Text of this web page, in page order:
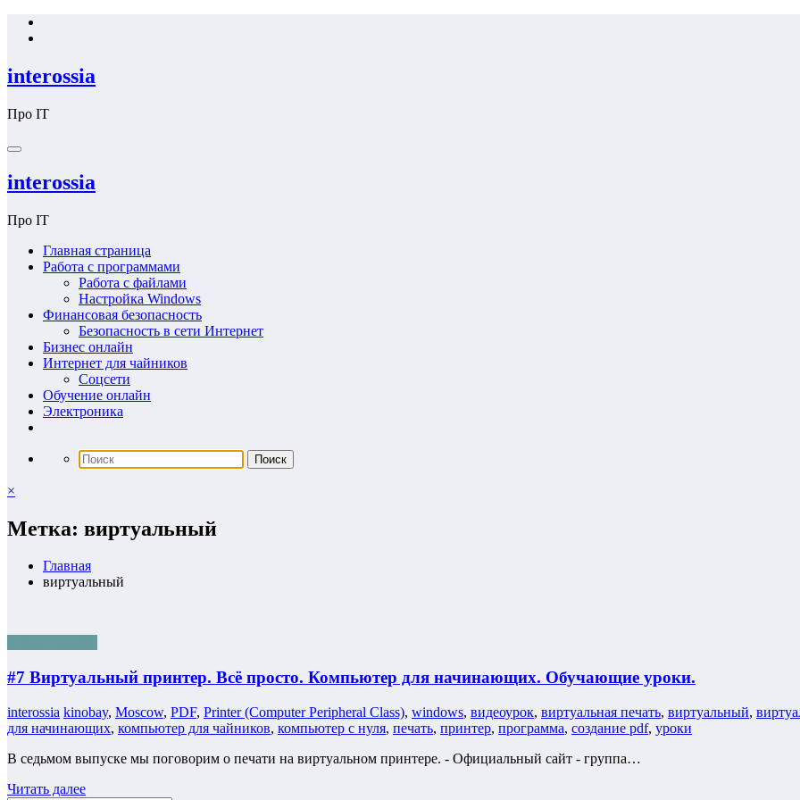
Перейти
interossia
Про IT
interossia
Про IT
Главная страница
Работа с программами
Работа с файлами
Настройка Windows
Финансовая безопасность
Безопасность в сети Интернет
Бизнес онлайн
Интернет для чайников
Соцсети
Обучение онлайн
Электроника
×
Метка: виртуальный
Главная
виртуальный
#7 Виртуальный принтер. Всё просто. Компьютер для начинающих. Обучающие уроки.
interossia kinobay, Moscow, PDF, Printer (Computer Peripheral Class), windows, видеоурок, виртуальная печать, виртуальный,
для начинающих, компьютер для чайников, компьютер с нуля, печать, принтер, программа, создание pdf, уроки
В седьмом выпуске мы поговорим о печати на виртуальном принтере. - Официальный сайт - группа…
Читать далее